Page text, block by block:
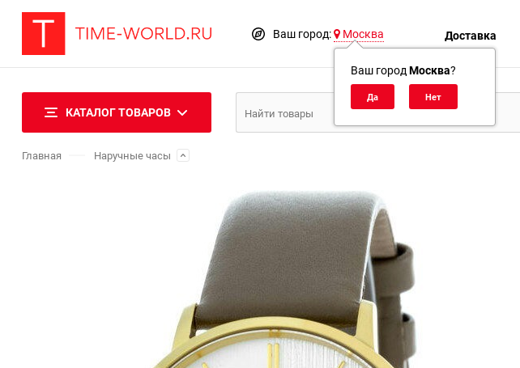
Ваш город: Москва
Ваш город Москва?
Доставка
КАТАЛОГ ТОВАРОВ
Главная Наручные часы